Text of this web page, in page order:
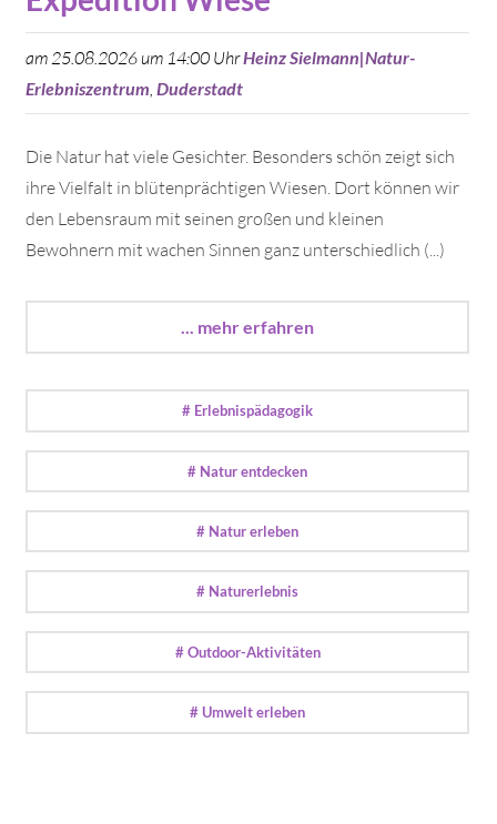
am 25.08.2026 um 14:00 UhrHeinz Sielmann|Natur-
Erlebniszentrum, Duderstadt
Die Natur hat viele Gesichter. Besonders schön zeigt sich
ihre Vielfalt in blütenprächtigen Wiesen. Dort können wir
den Lebensraum mit seinen großen und kleinen
Bewohnern mit wachen Sinnen ganz unterschiedlich (...)
... mehr erfahren
# Erlebnispädagogik
# Natur entdecken
# Natur erleben
# Naturerlebnis
# Outdoor-Aktivitäten
# Umwelt erleben